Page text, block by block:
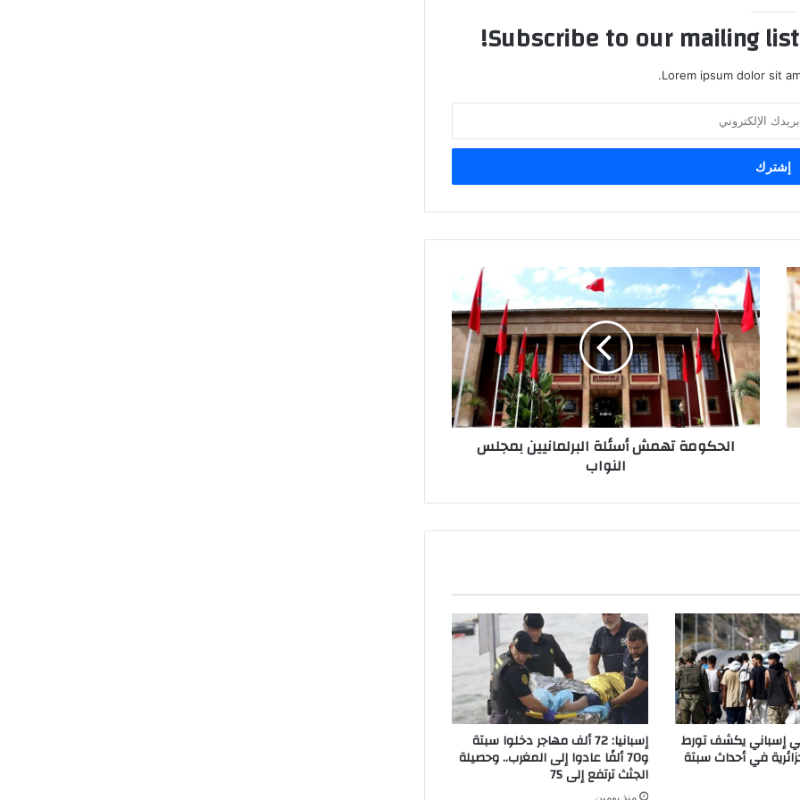
Subscribe to our mailing
Lorem ipsum dolor sit
ا
ل
ح
ك
و
م
ة
ت
ه
س
ل
ب
ر
ل
م
ن
ي
ي
ن
الحكومة تهمش أسئلة البرلمانيين بمجلس
النواب
إسباني يكشف تورط
في أحداث سبتة
إسبانيا: 72 ألف مهاجر دخلوا سبتة
و70 ألفًا عادوا إلى المغرب.. وحصيلة
الجثث ترتفع إلى 75
منذ يومين